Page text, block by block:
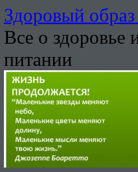
Здоровый
Все о здоровье
питании